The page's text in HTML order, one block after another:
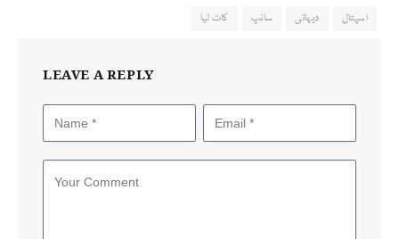
اسپتال دیہاتی سانپ کاٹ لیا
LEAVE A REPLY